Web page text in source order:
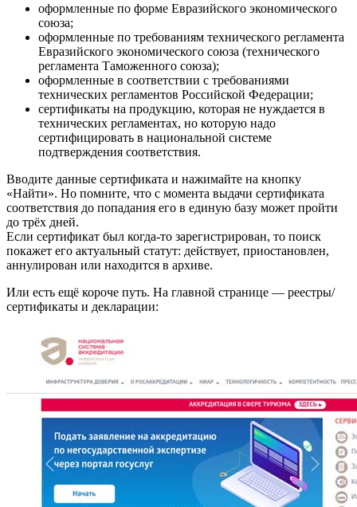
оформленные по форме Евразийского экономического
союза;
оформленные по требованиям технического регламента
Евразийского экономического союза (технического
регламента Таможенного союза);
оформленные в соответствии с требованиями
технических регламентов Российской Федерации;
сертификаты на продукцию, которая не нуждается в
технических регламентах, но которую надо
сертифицировать в национальной системе
подтверждения соответствия.
Вводите данные сертификата и нажимайте на кнопку
«Найти». Но помните, что с момента выдачи сертификата
соответствия до попадания его в единую базу может пройти
до трёх дней.
Если сертификат был когда-то зарегистрирован, то поиск
покажет его актуальный статут: действует, приостановлен,
аннулирован или находится в архиве.
Или есть ещё короче путь. На главной странице — реестры/
сертификаты и декларации: